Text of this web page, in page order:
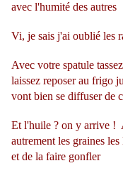
avec l'humité des autres
Vi, je sais j'ai oublié les
Avec votre spatule
laissez reposer au frigo
vont bien se diffuser de
Et l'huile ? on y arrive !
autrement les graines
et de la faire gonfler